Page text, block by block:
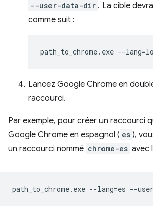
--user-data-dir . La cible
comme suit :
Lancez Google Chrome en
raccourci.
Par exemple, pour créer un raccourci
Google Chrome en espagnol ( es ),
un raccourci nommé chrome-es avec